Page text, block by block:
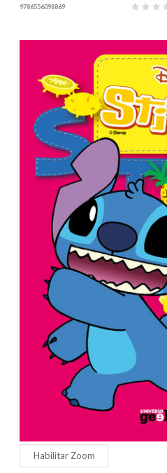
9786556098869
Habilitar Zoom